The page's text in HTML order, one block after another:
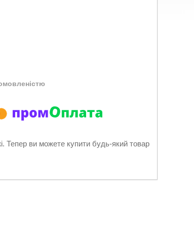
Тепер ви можете купити будь-який товар